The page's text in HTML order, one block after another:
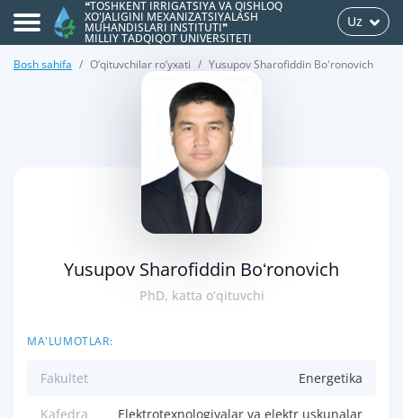
❝TOSHKENT IRRIGATSIYA VA QISHLOQ
XO'JALIGINI MEXANIZATSIYALASH
MUHANDISLARI INSTITUTI❞
MILLIY TADQIQOT UNIVERSITETI
Uz
Bosh sahifa O‘qituvchilar ro‘yxati Yusupov Sharofiddin Boʻronovich
Yusupov Sharofiddin Boʻronovich
PhD, katta o‘qituvchi
MA'LUMOTLAR:
Fakultet Energetika
Kafedra
Elektrotexnologiyalar va elektr uskunalar